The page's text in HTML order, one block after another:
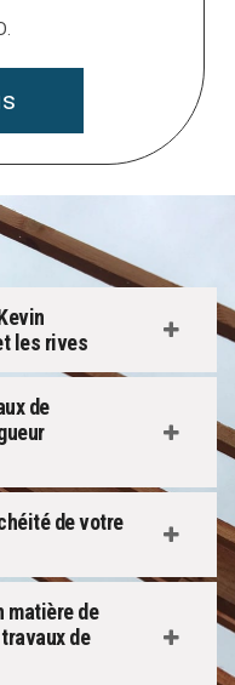
les rives
de
de votre
matière de
de